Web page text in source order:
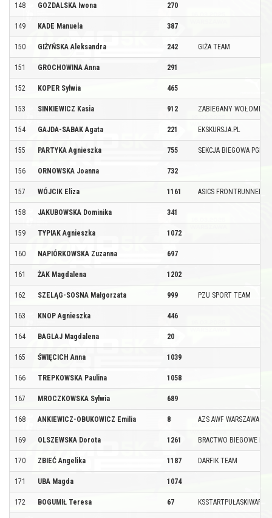
148 GOZDALSKA Iwona 270
149 KADE Manuela 387
150 GIŻYŃSKA Aleksandra 242 GIŻA TEAM
151 GROCHOWINA Anna 291
152 KOPER Sylwia 465
153 SINKIEWICZ Kasia 912 ZABIEGANY WOŁOMIN
154 GAJDA-SABAK Agata 221 EKSKURSJA.PL
155 PARTYKA Agnieszka 755 SEKCJA BIEGOWA PGE
156 ORNOWSKA Joanna 732
157 WÓJCIK Eliza 1161 ASICS FRONTRUNNER
158 JAKUBOWSKA Dominika 341
159 TYPIAK Agnieszka 1072
160 NAPIÓRKOWSKA Zuzanna 697
161 ŻAK Magdalena 1202
162 SZELĄG-SOSNA Małgorzata 999 PZU SPORT TEAM
163 KNOP Agnieszka 446
164 BAGLAJ Magdalena 20
165 ŚWIĘCICH Anna 1039
166 TREPKOWSKA Paulina 1058
167 MROCZKOWSKA Sylwia 689
168 ANKIEWICZ-OBUKOWICZ Emilia 8 AZS AWF WARSZAWA
169 OLSZEWSKA Dorota 1261 BRACTWO BIEGOWE BGK
170 ZBIEĆ Angelika 1187 DARFIK TEAM
171 UBA Magda 1074
172 BOGUMIŁ Teresa 67 KSSTARTPUŁASKIWARKA